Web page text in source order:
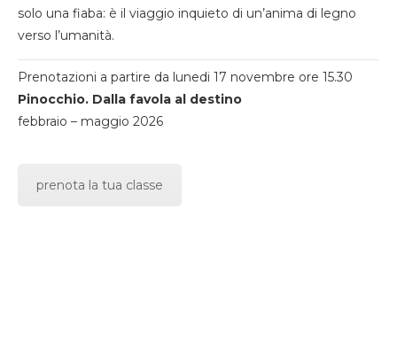
solo una fiaba: è il viaggio inquieto di un’anima di legno
verso l’umanità.
Prenotazioni a partire da lunedi 17 novembre ore 15.30
Pinocchio. Dalla favola al destino
febbraio – maggio 2026
prenota la tua classe